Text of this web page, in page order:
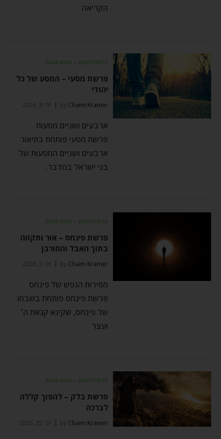
הקריאה
פרשת השבוע ⬦ פשוט ועמוק
פרשת מסעי – המסע של כל
יהודי
by Chaim Kramer יולי 9, 2026
ארבעים ושניים מסעות
פרשת מסעי פותחת בתיאור
ארבעים ושניים המסעות של
בני ישראל במדבר.
פרשת השבוע ⬦ פשוט ועמוק
פרשת פינחס – אור ותקווה
בתוך האבל והחורבן
by Chaim Kramer יולי 2, 2026
מסירות הנפש של פינחס
פרשת פינחס פותחת בשבחו
של פינחס, שקינא קנאת ה׳
ועצר
פרשת השבוע ⬦ פשוט ועמוק
פרשת בלק – להפוך קללה
לברכה
by Chaim Kramer יוני 25, 2026